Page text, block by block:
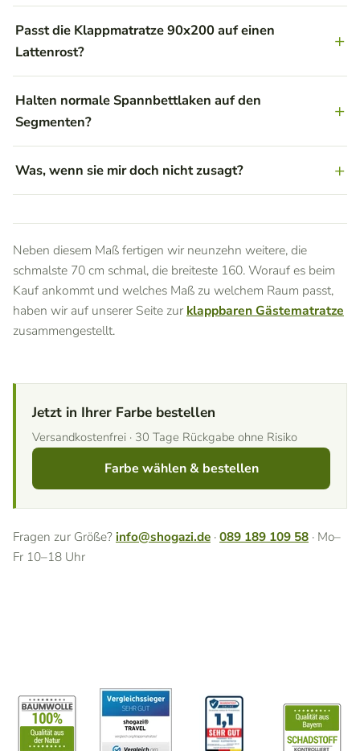
Passt die Klappmatratze 90x200 auf einen
Lattenrost?
Halten normale Spannbettlaken auf den
Segmenten?
Was, wenn sie mir doch nicht zusagt?
Neben diesem Maß fertigen wir neunzehn weitere, die
schmalste 70 cm schmal, die breiteste 160. Worauf es beim
Kauf ankommt und welches Maß zu welchem Raum passt,
haben wir auf unserer Seite zurklappbaren Gästematratze
zusammengestellt.
Jetzt in Ihrer Farbe bestellen
Versandkostenfrei · 30 Tage Rückgabe ohne Risiko
Farbe wählen & bestellen
Fragen zur Größe?info@shogazi.de ·089 189 109 58 · Mo–
Fr 10–18 Uhr